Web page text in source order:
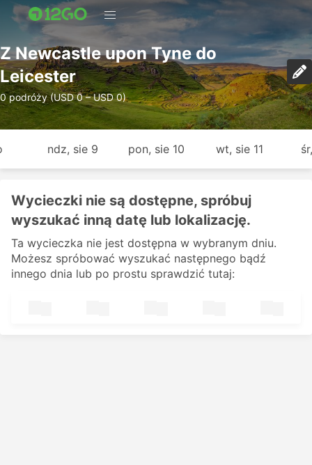
Z Newcastle upon Tyne do
Leicester
0 podróży (USD 0 – USD 0)
ndz, sie 9 pon, sie 10 wt, sie 11
Wycieczki nie są dostępne, spróbuj
wyszukać inną datę lub lokalizację.
Ta wycieczka nie jest dostępna w wybranym dniu.
Możesz spróbować wyszukać następnego bądź
innego dnia lub po prostu sprawdzić tutaj: